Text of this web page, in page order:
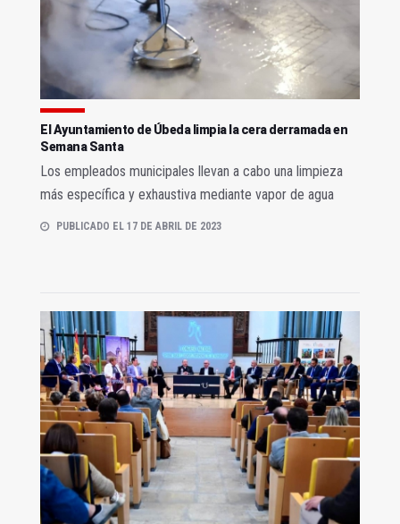
El Ayuntamiento de Úbeda limpia la cera derramada en
Semana Santa
Los empleados municipales llevan a cabo una limpieza
más específica y exhaustiva mediante vapor de agua
PUBLICADO EL 17 DE ABRIL DE 2023